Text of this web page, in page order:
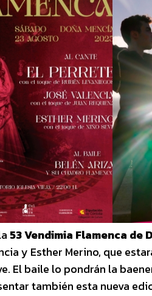
53 Vendimia Flamenca de
y Esther Merino, que
El baile lo pondrán la
también esta nueva